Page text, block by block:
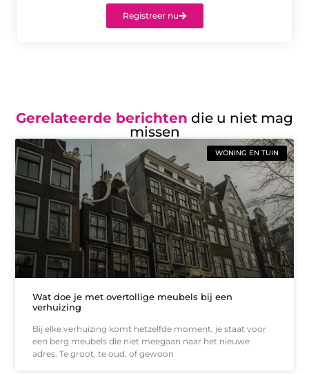
Registreer nu
Gerelateerde berichten die u niet mag
missen
WONING EN TUIN
Wat doe je met overtollige meubels bij een
verhuizing
Bij elke verhuizing komt hetzelfde moment, je staat voor
een berg meubels die niet meegaan naar het nieuwe
adres. Te groot, te oud, of gewoon